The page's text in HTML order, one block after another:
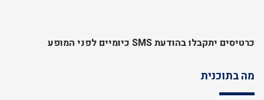
כרטיסים יתקבלו בהודעת SMS כיומיים לפני המופע
מה בתוכנית